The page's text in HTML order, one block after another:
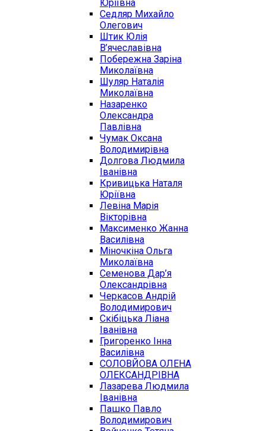
Юріївна
Седляр Михайло
Олегович
Штик Юлія
В’ячеславівна
Побережна Заріна
Миколаївна
Шуляр Наталія
Миколаївна
Назаренко
Олександра
Павлівна
Чумак Оксана
Володимирівна
Долгова Людмила
Іванівна
Кривицька Наталя
Юріївна
Левіна Марія
Вікторівна
Максименко Жанна
Василівна
Міночкіна Ольга
Миколаївна
Семенова Дар’я
Олександрівна
Черкасов Андрій
Володимирович
Скібіцька Ліана
Іванівна
Григоренко Інна
Василівна
СОЛОВЙОВА ОЛЕНА
ОЛЕКСАНДРІВНА
Лазарева Людмила
Іванівна
Пашко Павло
Володимирович